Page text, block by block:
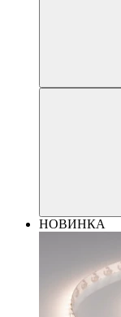
НОВИНКА